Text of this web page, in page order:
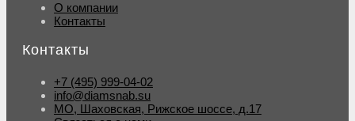
О компании
Контакты
Контакты
+7 (495) 999-04-02
info@diamsnab.su
МО, Шаховская, Рижское шоссе, д.17